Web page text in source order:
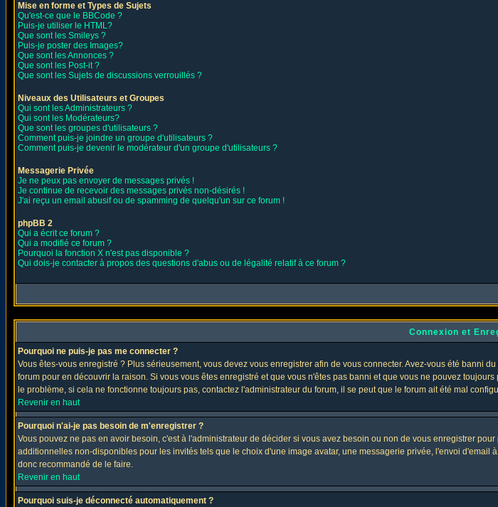
Mise en forme et Types de Sujets
Qu'est-ce que le BBCode ?
Puis-je utiliser le HTML?
Que sont les Smileys ?
Puis-je poster des Images?
Que sont les Annonces ?
Que sont les Post-it ?
Que sont les Sujets de discussions verrouillés ?
Niveaux des Utilisateurs et Groupes
Qui sont les Administrateurs ?
Qui sont les Modérateurs?
Que sont les groupes d'utilisateurs ?
Comment puis-je joindre un groupe d'utilisateurs ?
Comment puis-je devenir le modérateur d'un groupe d'utilisateurs ?
Messagerie Privée
Je ne peux pas envoyer de messages privés !
Je continue de recevoir des messages privés non-désirés !
J'ai reçu un email abusif ou de spamming de quelqu'un sur ce forum !
phpBB 2
Qui a écrit ce forum ?
Qui a modifié ce forum ?
Pourquoi la fonction X n'est pas disponible ?
Qui dois-je contacter à propos des questions d'abus ou de légalité relatif à ce forum ?
Connexion et
Pourquoi ne puis-je pas me connecter ?
Vous êtes-vous enregistré ? Plus sérieusement, vous devez vous enregistrer afin de vous connecter. Avez-vous été banni
forum pour en découvrir la raison. Si vous vous êtes enregistré et que vous n'êtes pas banni et que vous ne pouvez
le problème, si cela ne fonctionne toujours pas, contactez l'administrateur du forum, il se peut que le forum ait été mal
Revenir en haut
Pourquoi n'ai-je pas besoin de m'enregistrer ?
Vous pouvez ne pas en avoir besoin, c'est à l'administrateur de décider si vous avez besoin ou non de vous enregistrer
additionnelles non-disponibles pour les invités tels que le choix d'une image avatar, une messagerie privée, l'envoi
donc recommandé de le faire.
Revenir en haut
Pourquoi suis-je déconnecté automatiquement ?